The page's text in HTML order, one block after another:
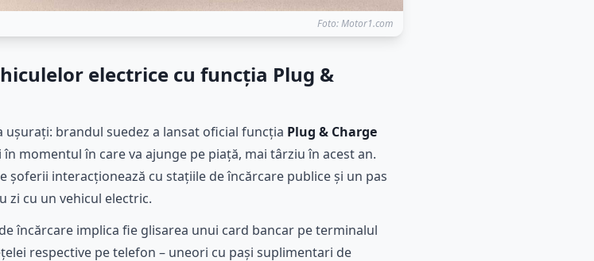
Foto: Motor1.com
electrice cu funcția Plug &
brandul suedez a lansat oficial funcția Plug & Charge
în momentul în care va ajunge pe piață, mai târziu în acest an.
șoferii interacționează cu stațiile de încărcare publice și un pas
zi cu un vehicul electric.
încărcare implica fie glisarea unui card bancar pe terminalul
respective pe telefon – uneori cu pași suplimentari de